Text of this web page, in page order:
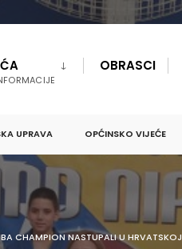
OBRASCI
UPRAVA OPĆINSKO VIJEĆE
CHAMPION NASTUPALI U